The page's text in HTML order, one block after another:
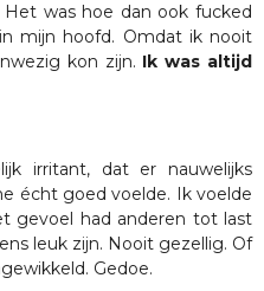
was hoe dan ook fucked
mijn hoofd. Omdat ik nooit
kon zijn. Ik was altijd
irritant, dat er nauwelijks
écht goed voelde. Ik voelde
gevoel had anderen tot last
leuk zijn. Nooit gezellig. Of
Gedoe.